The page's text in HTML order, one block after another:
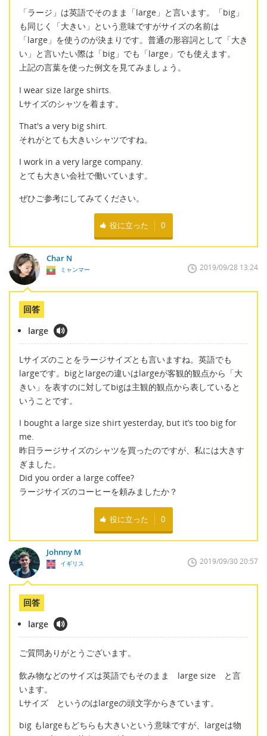
「ラージ」は英語でそのまま「large」と言います。「big」
も同じく「大きい」という意味ですがサイズの名前は
「large」を使うのが決まりです。普通の形容詞として「大き
い」と言いたい際は「big」でも「large」でも使えます。
上記の言葉を使った例文を見てみましょう。
I wear size large shirts.
Lサイズのシャツを着ます。
That's a very big shirt.
それがとても大きいシャツですね。
I work in a very large company.
とても大きい会社で働いています。
ぜひご参考にしてみてください。
役に立った 0
Char N
ミャンマー 2019/09/28 13:24
回答
large
Lサイズのことをラージサイズとも言いますね。英語でも
largeです。bigとlargeの違いはlargeが客観的観点から「大
きい」を表すのに対してbigは主観的観点から表していると
いうことです。
I bought a large size shirt yesterday, but it’s too big for
me.
昨日ラージサイズのシャツを買ったのですが、私には大きす
ぎました。
Did you order a large coffee?
ラージサイズのコーヒーを頼みましたか？
役に立った 0
Johnny M
イギリス 2019/09/30 20:57
回答
large
ご質問ありがとうございます。
飲み物などのサイズは英語でもそのまま large size と言
います。
Lサイズ というのはlargeの頭文字からきています。
big もlargeもどちらも大きいという意味ですが、largeは物